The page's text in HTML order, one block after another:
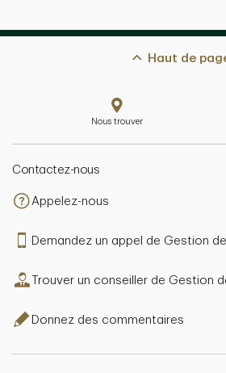
Haut de
Nous trouver
Contactez-nous
Appelez-nous
Demandez un appel de Gestion
Trouver un conseiller de Gestion
Donnez des commentaires